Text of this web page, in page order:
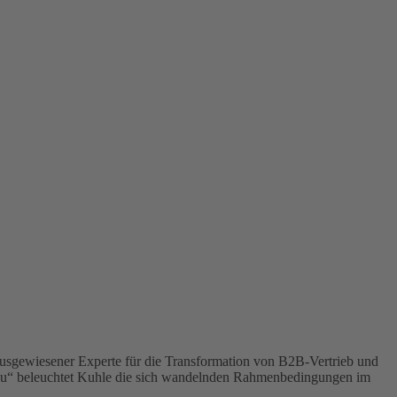
Experte für die Transformation von B2B-Vertrieb und
beleuchtet Kuhle die sich wandelnden Rahmenbedingungen im